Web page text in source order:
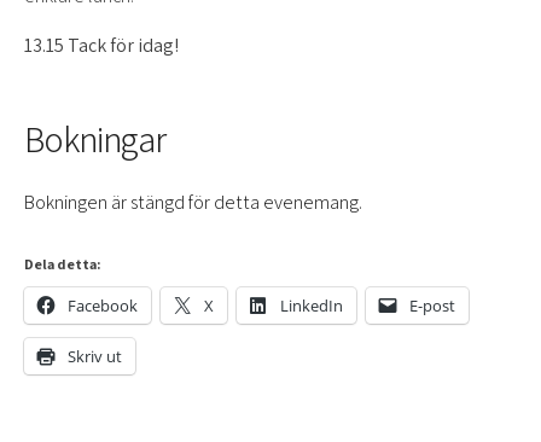
13.15 Tack för idag!
Bokningar
Bokningen är stängd för detta evenemang.
Dela detta:
Facebook X LinkedIn E-post
Skriv ut